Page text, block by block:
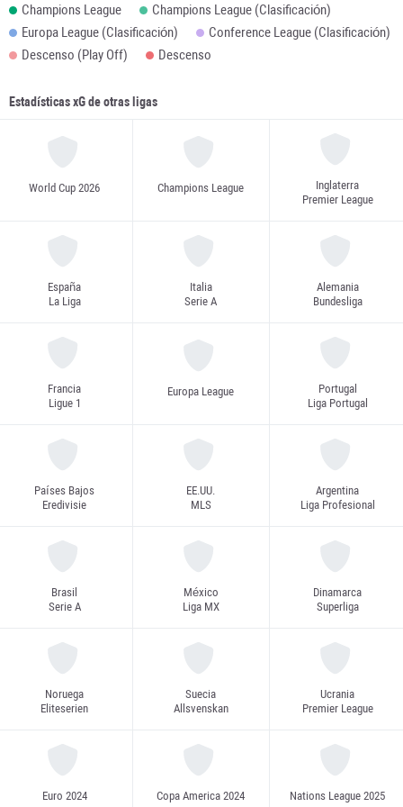
Champions League
Champions League (Clasificación)
Europa League (Clasificación)
Conference League (Clasificación)
Descenso (Play Off)
Descenso
Estadísticas xG de otras ligas
World Cup 2026 Champions League
Inglaterra
Premier League
España
La Liga
Italia
Serie A
Alemania
Bundesliga
Francia
Ligue 1
Europa League
Portugal
Liga Portugal
Países Bajos
Eredivisie
EE.UU.
MLS
Argentina
Liga Profesional
Brasil
Serie A
México
Liga MX
Dinamarca
Superliga
Noruega
Eliteserien
Suecia
Allsvenskan
Ucrania
Premier League
Euro 2024 Copa America 2024 Nations League 2025